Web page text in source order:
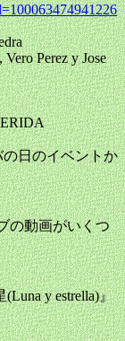
Perez y Jose
日のイベントか
の動画がいくつ
y estrella)』